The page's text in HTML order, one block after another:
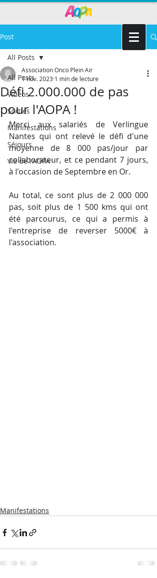
Post
All Posts
Vidéos
Sorties
Manifestations
Séjours
Vie de l'AOPA
All Posts
Défi 2.000.000 de pas
pour l'AOPA !
Association Onco Plein Air
1 nov. 2023 1 min de lecture
Merci aux salariés de Verlingue
Nantes qui ont relevé le défi d'une
moyenne de 8 000 pas/jour par
collaborateur, et ce pendant 7 jours,
à l'occasion de Septembre en Or.
Au total, ce sont plus de 2 000 000
pas, soit plus de 1 500 kms qui ont
été parcourus, ce qui a permis à
l'entreprise de reverser 5000€ à
l'association.
Manifestations